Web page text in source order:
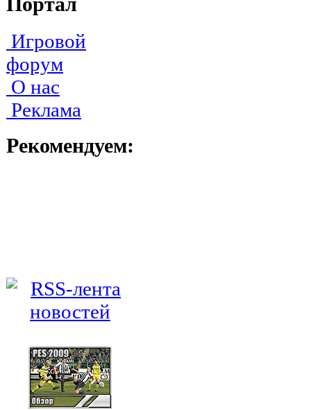
Игровой
форум
О нас
Реклама
Рекомендуем: